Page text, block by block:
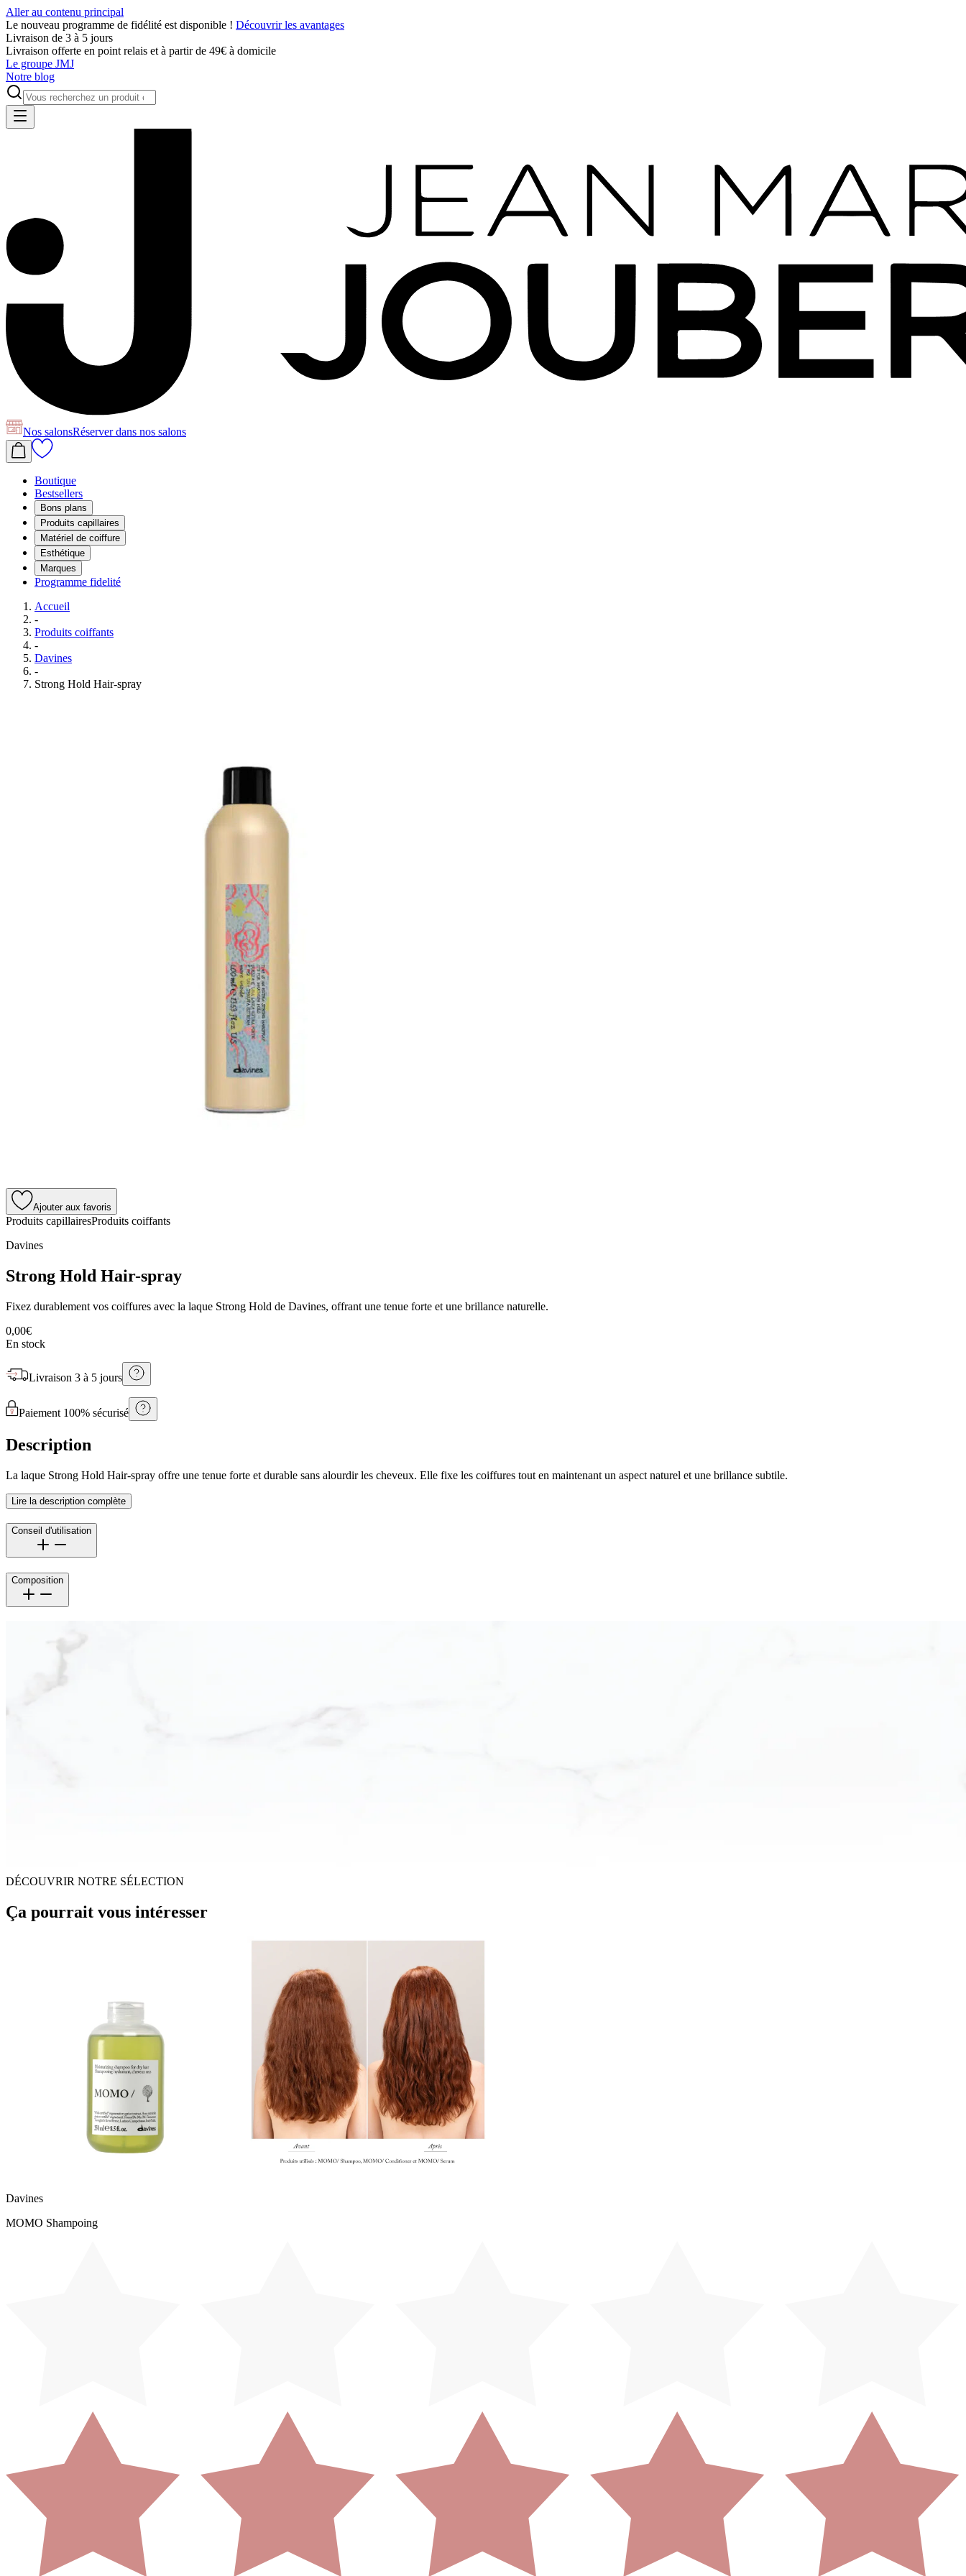
Aller au contenu principal
Le nouveau programme de fidélité est disponible ! Découvrir les avantages
Livraison de 3 à 5 jours
Livraison offerte en point relais et à partir de 49€ à domicile
Le groupe JMJ
Notre blog
Nos salonsRéserverdans nos salons
Boutique
Bestsellers
Bons plans
Produits capillaires
Matériel de coiffure
Esthétique
Marques
Programme fidelité
Accueil
-
Produits coiffants
-
Davines
-
Strong Hold Hair-spray
Ajouter aux favoris
Produits capillairesProduits coiffants
Davines
Strong Hold Hair-spray
Fixez durablement vos coiffures avec la laque Strong Hold de Davines, offrant une tenue forte et une brillance naturelle.
0,00€
En stock
Livraison 3 à 5 jours
Paiement 100% sécurisé
Description
La laque Strong Hold Hair-spray offre une tenue forte et durable sans alourdir les cheveux. Elle fixe les coiffures tout en maintenant un aspect naturel et une brillance subtile.
Lire la description complète
Conseil d'utilisation
Composition
DÉCOUVRIR NOTRE SÉLECTION
Ça pourrait vous intéresser
Davines
MOMO Shampoing